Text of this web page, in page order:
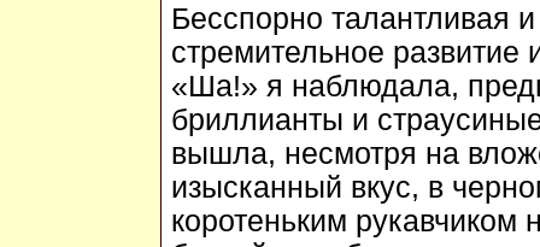
Бесспорно талантливая
стремительное развитие
«Ша!» я наблюдала,
бриллианты и
вышла, несмотря на
изысканный вкус, в
коротеньким рукавчиком